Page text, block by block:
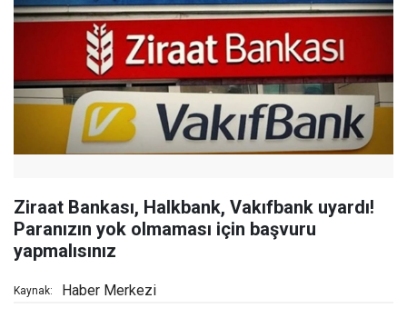
Ziraat Bankası, Halkbank, Vakıfbank uyardı!
Paranızın yok olmaması için başvuru
yapmalısınız
Kaynak: Haber Merkezi